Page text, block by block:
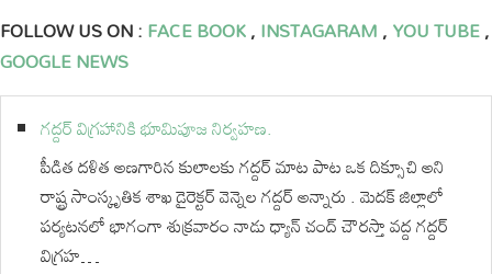
FOLLOW US ON :FACE BOOK,INSTAGARAM,YOU TUBE,
GOOGLE NEWS
గద్దర్ విగ్రహానికి భూమిపూజ నిర్వహణ.
పీడిత దళిత అణగారిన కులాలకు గద్దర్ మాట పాట ఒక దిక్సూచి అని
రాష్ట్ర సాంస్కృతిక శాఖ డైరెక్టర్ వెన్నెల గద్దర్ అన్నారు . మెదక్ జిల్లాలో
పర్యటనలో భాగంగా శుక్రవారం నాడు ధ్యాన్ చంద్ చౌరస్తా వద్ద గద్దర్
విగ్రహ…